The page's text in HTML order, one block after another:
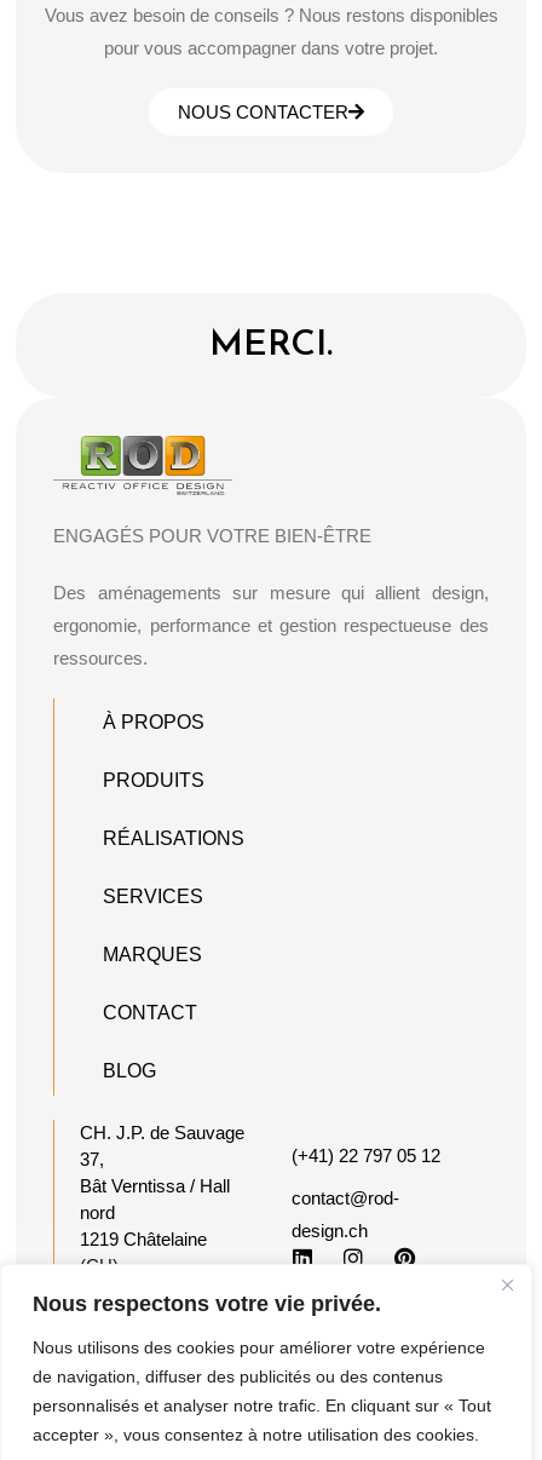
Nous respectons votre vie privée.
Nous utilisons des cookies pour améliorer votre expérience
de navigation, diffuser des publicités ou des contenus
personnalisés et analyser notre trafic. En cliquant sur « Tout
accepter », vous consentez à notre utilisation des cookies.
Vous avez besoin de conseils ? Nous restons disponibles
pour vous accompagner dans votre projet.
NOUS CONTACTER
MERCI.
ENGAGÉS POUR VOTRE BIEN-ÊTRE
Des aménagements sur mesure qui allient design,
ergonomie, performance et gestion respectueuse des
ressources.
À PROPOS
PRODUITS
RÉALISATIONS
SERVICES
MARQUES
CONTACT
BLOG
CH. J.P. de Sauvage
37,
Bât Verntissa / Hall
nord
1219 Châtelaine
(CH)
(+41) 22 797 05 12
contact@rod-
design.ch
©2026 Reactiv
Office Design -
Tous droits
Conditions
générales de
vente et de
Ce site a été
imaginé et créé
par ROD &